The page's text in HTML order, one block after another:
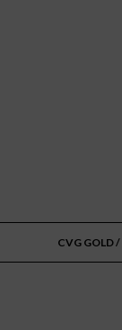
CVG GOLD/